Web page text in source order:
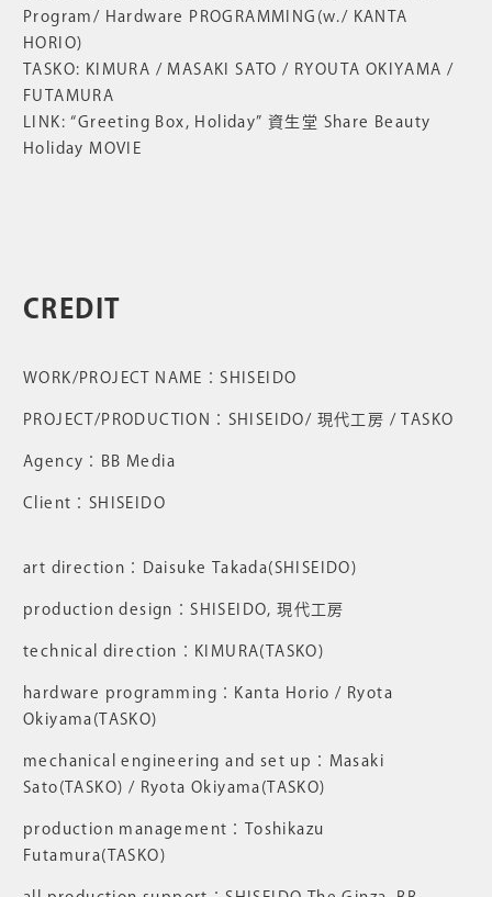
Program/ Hardware PROGRAMMING(w./ KANTA
HORIO)
TASKO: KIMURA / MASAKI SATO / RYOUTA OKIYAMA /
FUTAMURA
LINK: “Greeting Box, Holiday” 資生堂 Share Beauty
Holiday MOVIE
CREDIT
WORK/PROJECT NAME：SHISEIDO
PROJECT/PRODUCTION：SHISEIDO/ 現代工房 / TASKO
Agency：BB Media
Client：SHISEIDO
art direction：Daisuke Takada(SHISEIDO)
production design：SHISEIDO, 現代工房
technical direction：KIMURA(TASKO)
hardware programming：Kanta Horio / Ryota
Okiyama(TASKO)
mechanical engineering and set up：Masaki
Sato(TASKO) / Ryota Okiyama(TASKO)
production management：Toshikazu
Futamura(TASKO)